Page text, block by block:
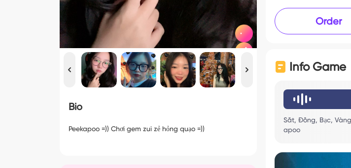
Bio
Peekapoo =)) Chơi gem zui zẻ hỏng quạo =))
Order
Info Game
Sắt, Đồng, Bạc,
apoo